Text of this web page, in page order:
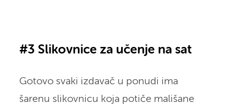
#3 Slikovnice za učenje na sat
Gotovo svaki izdavač u ponudi ima
šarenu slikovnicu koja potiče mališane